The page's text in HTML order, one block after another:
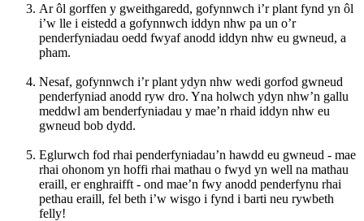
Ar ôl gorffen y gweithgaredd, gofynnwch i’r plant fynd yn ôl
i’w lle i eistedd a gofynnwch iddyn nhw pa un o’r
penderfyniadau oedd fwyaf anodd iddyn nhw eu gwneud, a
pham.
Nesaf, gofynnwch i’r plant ydyn nhw wedi gorfod gwneud
penderfyniad anodd ryw dro. Yna holwch ydyn nhw’n gallu
meddwl am benderfyniadau y mae’n rhaid iddyn nhw eu
gwneud bob dydd.
Eglurwch fod rhai penderfyniadau’n hawdd eu gwneud - mae
rhai ohonom yn hoffi rhai mathau o fwyd yn well na mathau
eraill, er enghraifft - ond mae’n fwy anodd penderfynu rhai
pethau eraill, fel beth i’w wisgo i fynd i barti neu rywbeth
felly!